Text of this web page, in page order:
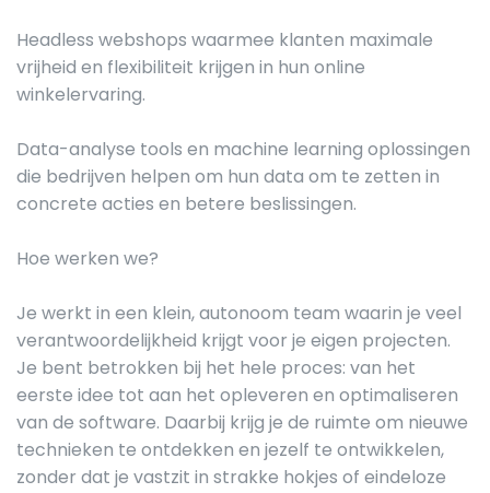
Headless webshops waarmee klanten maximale
vrijheid en flexibiliteit krijgen in hun online
winkelervaring.
Data-analyse tools en machine learning oplossingen
die bedrijven helpen om hun data om te zetten in
concrete acties en betere beslissingen.
Hoe werken we?
Je werkt in een klein, autonoom team waarin je veel
verantwoordelijkheid krijgt voor je eigen projecten.
Je bent betrokken bij het hele proces: van het
eerste idee tot aan het opleveren en optimaliseren
van de software. Daarbij krijg je de ruimte om nieuwe
technieken te ontdekken en jezelf te ontwikkelen,
zonder dat je vastzit in strakke hokjes of eindeloze